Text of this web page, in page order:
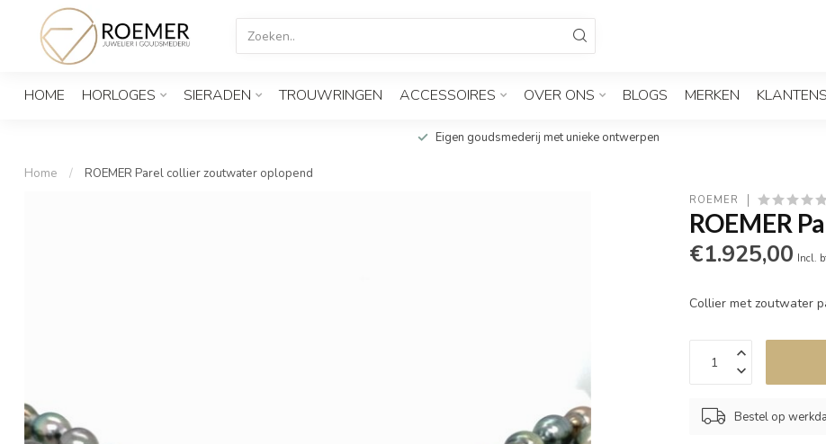
HOME HORLOGES SIERADEN TROUWRINGEN ACCESSOIRES OVER ONS BLOGS MERKEN
Eigen goudsmederij met unieke ontwerpen
Home / ROEMER Parel collier zoutwater oplopend
ROEMER
ROEMER
€1.925,00 Incl.
Collier met zoutwater
Bestel op